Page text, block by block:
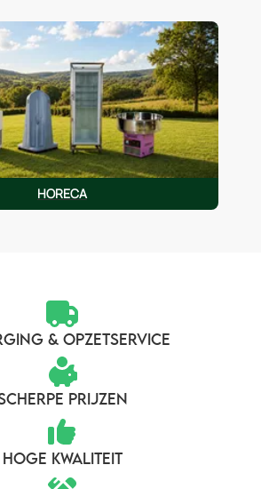
HORECA
& OPZETSERVICE
PRIJZEN
HOGE KWALITEIT